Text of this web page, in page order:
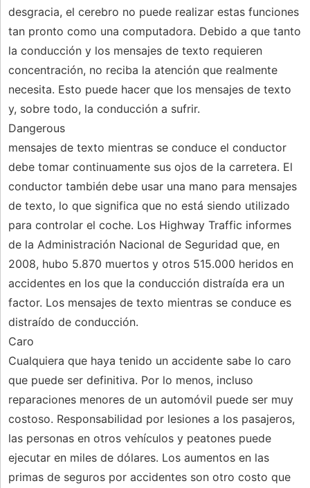
desgracia, el cerebro no puede realizar estas funciones
tan pronto como una computadora. Debido a que tanto
la conducción y los mensajes de texto requieren
concentración, no reciba la atención que realmente
necesita. Esto puede hacer que los mensajes de texto
y, sobre todo, la conducción a sufrir.
Dangerous
mensajes de texto mientras se conduce el conductor
debe tomar continuamente sus ojos de la carretera. El
conductor también debe usar una mano para mensajes
de texto, lo que significa que no está siendo utilizado
para controlar el coche. Los Highway Traffic informes
de la Administración Nacional de Seguridad que, en
2008, hubo 5.870 muertos y otros 515.000 heridos en
accidentes en los que la conducción distraída era un
factor. Los mensajes de texto mientras se conduce es
distraído de conducción.
Caro
Cualquiera que haya tenido un accidente sabe lo caro
que puede ser definitiva. Por lo menos, incluso
reparaciones menores de un automóvil puede ser muy
costoso. Responsabilidad por lesiones a los pasajeros,
las personas en otros vehículos y peatones puede
ejecutar en miles de dólares. Los aumentos en las
primas de seguros por accidentes son otro costo que